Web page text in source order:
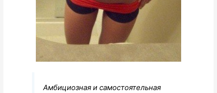
Амбициозная и самостоятельная